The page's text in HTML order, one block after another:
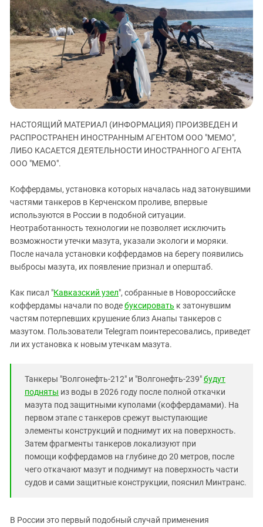
ЗАСТАВЛЯЕТ
КАВКАЗ ЗА ПАЛЕСТИНУ
ИНАКОМЫСЛИЕ В ЧЕЧНЕ
ПРЕСЛЕДОВАНИЕ АКТИВИСТОВ
МОБИЛИЗАЦИЯ И ПРОТЕСТЫ
Дагестан
Ингушетия
Кабардино-Балкария
Калмыкия
Карачаево-Черкесия
Краснодарский край
Нагорный Карабах
Российская Федерация
Ростовская область
СКФО
Ставропольский край
Чечня
Южная Осетия
Южный Кавказ
НАСТОЯЩИЙ МАТЕРИАЛ (ИНФОРМАЦИЯ) ПРОИЗВЕДЕН И
РАСПРОСТРАНЕН ИНОСТРАННЫМ АГЕНТОМ ООО "МЕМО",
ЛИБО КАСАЕТСЯ ДЕЯТЕЛЬНОСТИ ИНОСТРАННОГО АГЕНТА
ООО "МЕМО".
Коффердамы, установка которых началась над затонувшими
частями танкеров в Керченском проливе, впервые
используются в России в подобной ситуации.
Неотработанность технологии не позволяет исключить
возможности утечки мазута, указали экологи и моряки.
После начала установки коффердамов на берегу появились
выбросы мазута, их появление признал и оперштаб.
Как писал "Кавказский узел", собранные в Новороссийске
коффердамы начали по водебуксировать к затонувшим
частям потерпевших крушение близ Анапы танкеров с
мазутом. Пользователи Telegram поинтересовались, приведет
ли их установка к новым утечкам мазута.
Танкеры "Волгонефть-212" и "Волгонефть-239"будут
подняты из воды в 2026 году после полной откачки
мазута под защитными куполами (коффердамами). На
первом этапе с танкеров срежут выступающие
элементы конструкций и поднимут их на поверхность.
Затем фрагменты танкеров локализуют при
помощи коффердамов на глубине до 20 метров, после
чего откачают мазут и поднимут на поверхность части
судов и сами защитные конструкции, пояснил Минтранс.
В России это первый подобный случай применения